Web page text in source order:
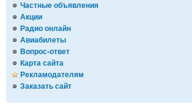
Частные объявления
Акции
Радио онлайн
Авиабилеты
Вопрос-ответ
Карта сайта
Рекламодателям
Заказать сайт